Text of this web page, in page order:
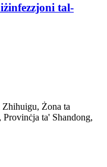
tal-
Żona ta
ta' Shandong,